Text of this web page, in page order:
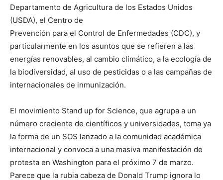
Departamento de Agricultura de los Estados Unidos
(USDA), el Centro de
Prevención para el Control de Enfermedades (CDC), y
particularmente en los asuntos que se refieren a las
energías renovables, al cambio climático, a la ecología de
la biodiversidad, al uso de pesticidas o a las campañas de
internacionales de inmunización.
El movimiento Stand up for Science, que agrupa a un
número creciente de científicos y universidades, toma ya
la forma de un SOS lanzado a la comunidad académica
internacional y convoca a una masiva manifestación de
protesta en Washington para el próximo 7 de marzo.
Parece que la rubia cabeza de Donald Trump ignora lo